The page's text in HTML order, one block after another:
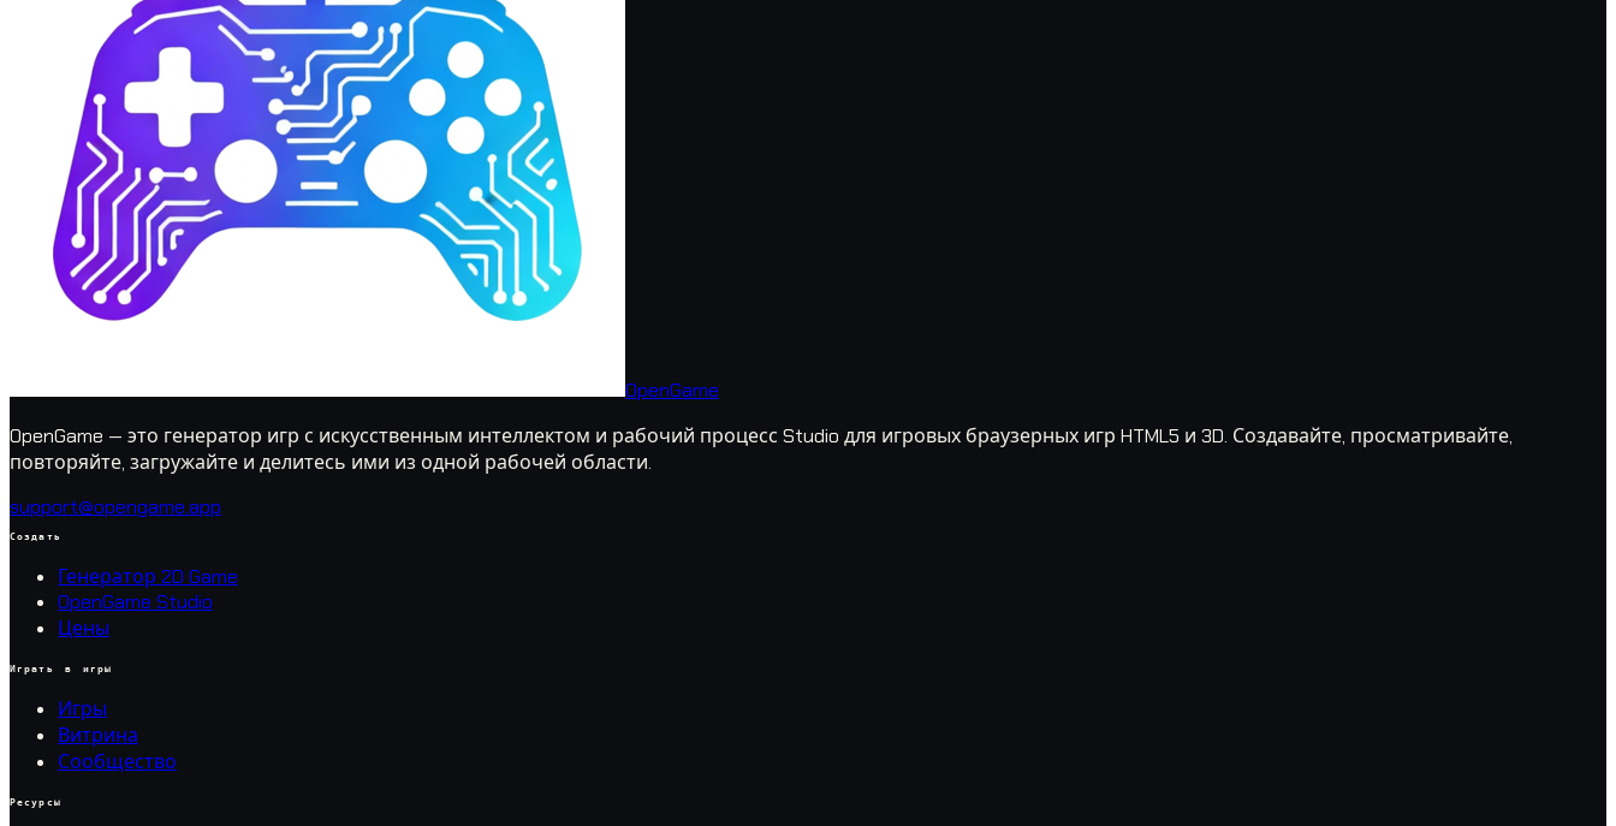
OpenGame
OpenGame — это генератор игр с искусственным интеллектом и рабочий процесс Studio для игровых браузерных игр HTML5 и 3D. Создавайте, просматривайте,
повторяйте, загружайте и делитесь ими из одной рабочей области.
support@opengame.app
Создать
Генератор 2D Game
OpenGame Studio
Цены
Играть в игры
Игры
Витрина
Сообщество
Ресурсы